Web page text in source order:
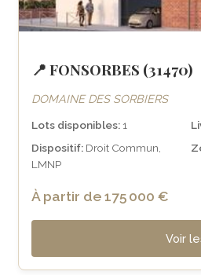
📍 FONSORBES (31470)
DOMAINE DES SORBIERS
Lots disponibles: 1
Dispositif: Droit Commun,
LMNP
À partir de 175 000 €
Voir